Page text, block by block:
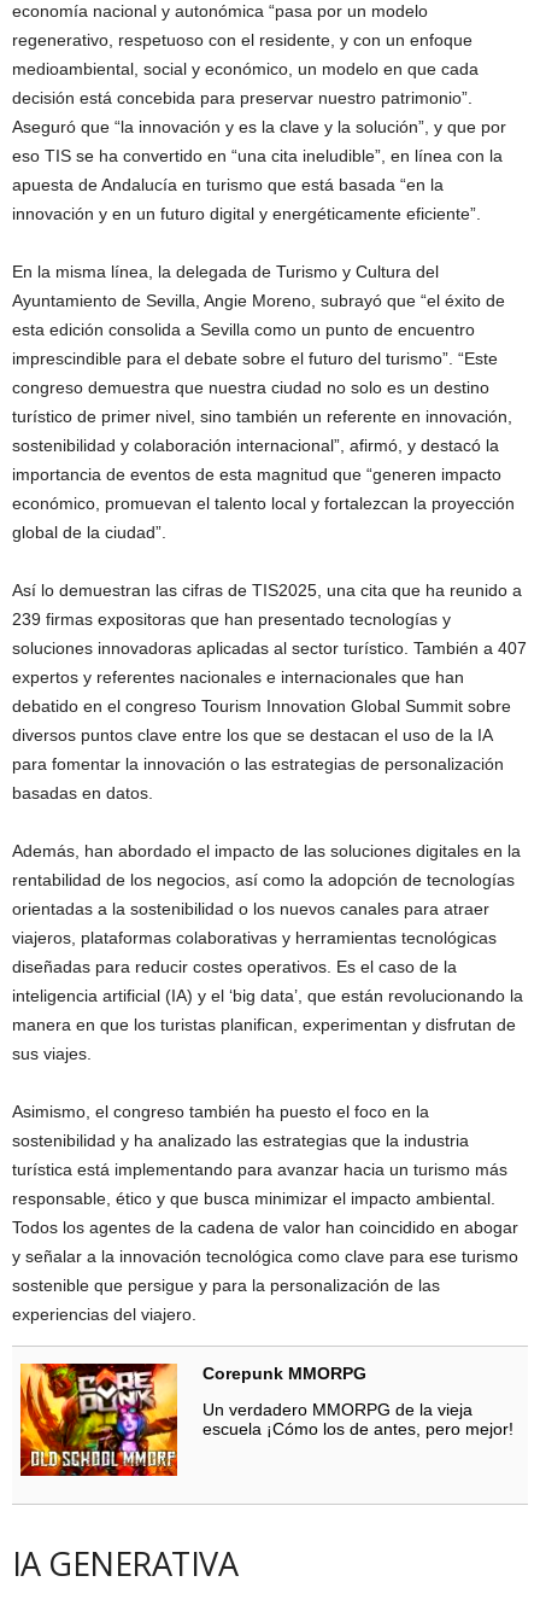
economía nacional y autonómica “pasa por un modelo
regenerativo, respetuoso con el residente, y con un enfoque
medioambiental, social y económico, un modelo en que cada
decisión está concebida para preservar nuestro patrimonio”.
Aseguró que “la innovación y es la clave y la solución”, y que por
eso TIS se ha convertido en “una cita ineludible”, en línea con la
apuesta de Andalucía en turismo que está basada “en la
innovación y en un futuro digital y energéticamente eficiente”.
En la misma línea, la delegada de Turismo y Cultura del
Ayuntamiento de Sevilla, Angie Moreno, subrayó que “el éxito de
esta edición consolida a Sevilla como un punto de encuentro
imprescindible para el debate sobre el futuro del turismo”. “Este
congreso demuestra que nuestra ciudad no solo es un destino
turístico de primer nivel, sino también un referente en innovación,
sostenibilidad y colaboración internacional”, afirmó, y destacó la
importancia de eventos de esta magnitud que “generen impacto
económico, promuevan el talento local y fortalezcan la proyección
global de la ciudad”.
Así lo demuestran las cifras de TIS2025, una cita que ha reunido a
239 firmas expositoras que han presentado tecnologías y
soluciones innovadoras aplicadas al sector turístico. También a 407
expertos y referentes nacionales e internacionales que han
debatido en el congreso Tourism Innovation Global Summit sobre
diversos puntos clave entre los que se destacan el uso de la IA
para fomentar la innovación o las estrategias de personalización
basadas en datos.
Además, han abordado el impacto de las soluciones digitales en la
rentabilidad de los negocios, así como la adopción de tecnologías
orientadas a la sostenibilidad o los nuevos canales para atraer
viajeros, plataformas colaborativas y herramientas tecnológicas
diseñadas para reducir costes operativos. Es el caso de la
inteligencia artificial (IA) y el ‘big data’, que están revolucionando la
manera en que los turistas planifican, experimentan y disfrutan de
sus viajes.
Asimismo, el congreso también ha puesto el foco en la
sostenibilidad y ha analizado las estrategias que la industria
turística está implementando para avanzar hacia un turismo más
responsable, ético y que busca minimizar el impacto ambiental.
Todos los agentes de la cadena de valor han coincidido en abogar
y señalar a la innovación tecnológica como clave para ese turismo
sostenible que persigue y para la personalización de las
experiencias del viajero.
Corepunk MMORPG
Un verdadero MMORPG de la vieja
escuela ¡Cómo los de antes, pero mejor!
IA GENERATIVA